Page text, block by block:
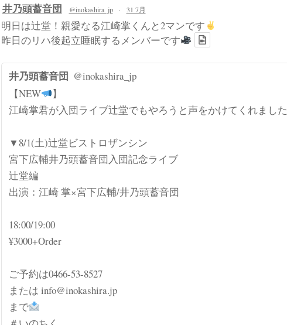
井乃頭蓄音団 @inokashira_jp · 31 7月
明日は辻堂！親愛なる江崎掌くんと2マンです
昨日のリハ後起立睡眠するメンバーです
井乃頭蓄音団 @inokashira_jp
【NEW
】
江崎掌君が入団ライブ辻堂でもやろうと声をかけてくれました
▼8/1(土)辻堂ビストロザンシン
宮下広輔井乃頭蓄音団入団記念ライブ
辻堂編
出演：江崎 掌×宮下広輔/井乃頭蓄音団
18:00/19:00
¥3000+Order
ご予約は0466-53-8527
または info@inokashira.jp
まで